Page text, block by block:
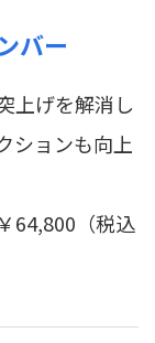
バー
上げを解消し
ションも向上
64,800（税込